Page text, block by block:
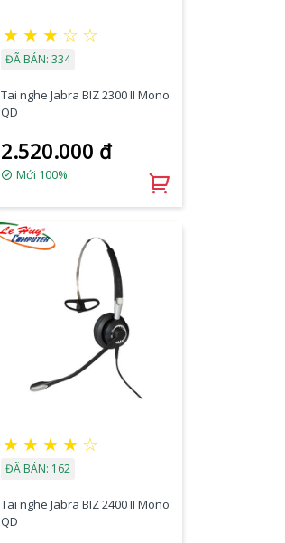
★ ★ ★ ☆ ☆
ĐÃ BÁN: 334
Tai nghe Jabra BIZ 2300 II Mono
QD
2.520.000 đ
Mới 100%
★ ★ ★ ★ ☆
ĐÃ BÁN: 162
Tai nghe Jabra BIZ 2400 II Mono
QD